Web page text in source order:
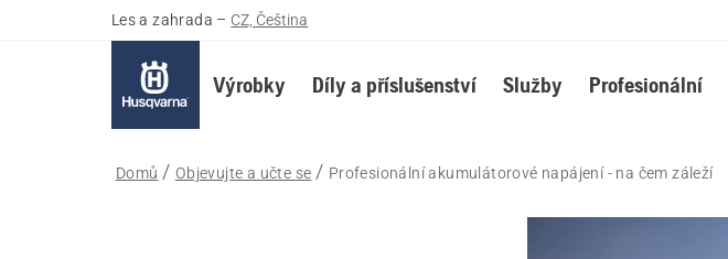
Les a zahrada – CZ, Čeština
Výrobky Díly a příslušenství Služby Profesionální
Domů Objevujte a učte se Profesionální akumulátorové napájení - na čem záleží